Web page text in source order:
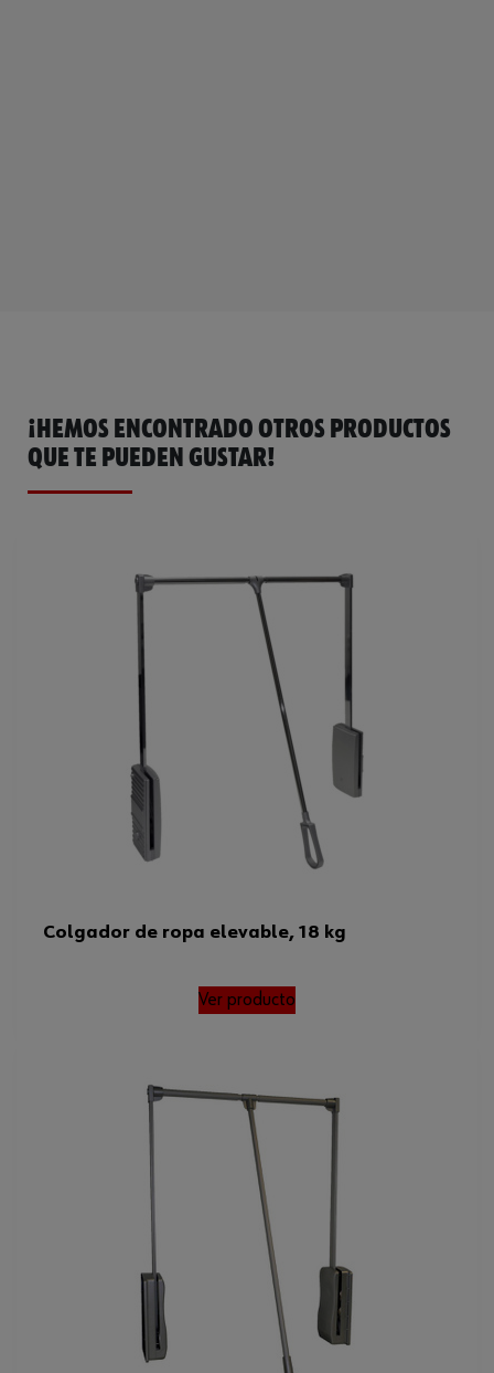
¡HEMOS ENCONTRADO OTROS PRODUCTOS
QUE TE PUEDEN GUSTAR!
Colgador de ropa elevable, 18 kg
Ver producto